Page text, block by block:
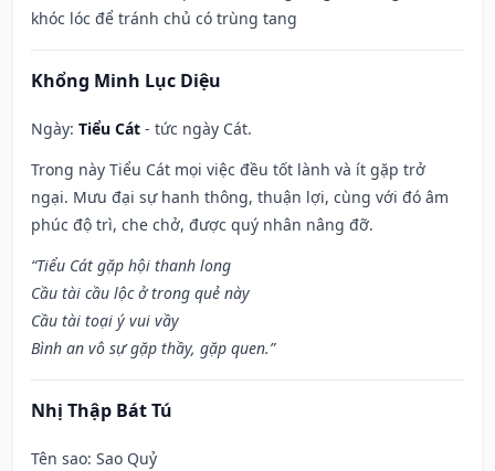
khóc lóc để tránh chủ có trùng tang
Khổng Minh Lục Diệu
Ngày: Tiểu Cát - tức ngày Cát.
Trong này Tiểu Cát mọi việc đều tốt lành và ít gặp trở
ngại. Mưu đại sự hanh thông, thuận lợi, cùng với đó âm
phúc độ trì, che chở, được quý nhân nâng đỡ.
“Tiểu Cát gặp hội thanh long
Cầu tài cầu lộc ở trong quẻ này
Cầu tài toại ý vui vầy
Bình an vô sự gặp thầy, gặp quen.”
Nhị Thập Bát Tú
Tên sao: Sao Quỷ